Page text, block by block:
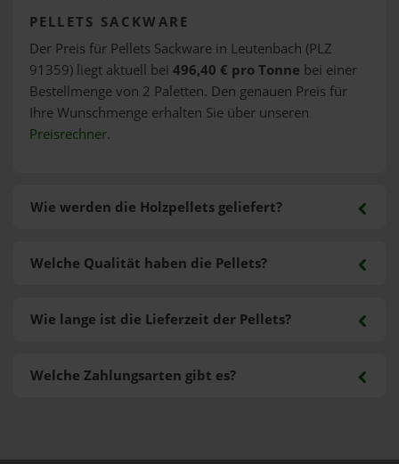
PELLETS SACKWARE
Der Preis für Pellets Sackware in Leutenbach (PLZ
91359) liegt aktuell bei 496,40 € pro Tonne bei einer
Bestellmenge von 2 Paletten. Den genauen Preis für
Ihre Wunschmenge erhalten Sie über unseren
Preisrechner.
Wie werden die Holzpellets geliefert?
Welche Zahlungsarten gibt es?
Welche Qualität haben die Pellets?
Wie lange ist die Lieferzeit der Pellets?